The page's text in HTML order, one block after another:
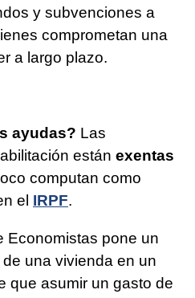
y subvenciones a
comprometan una
a largo plazo.
ayudas? Las
están exentas
computan como
el IRPF.
Economistas pone un
una vivienda en un
que asumir un gasto de